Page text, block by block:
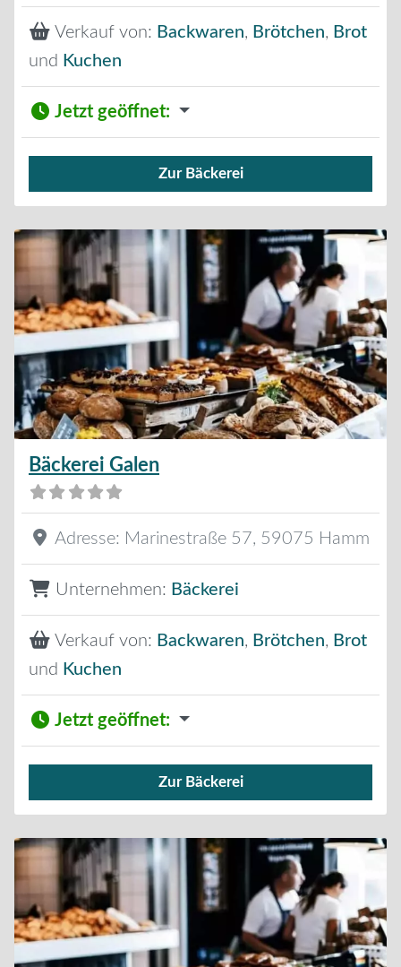
Verkauf von: Backwaren, Brötchen, Brot
und Kuchen
Jetzt geöffnet:
Verkauf von Brötchen,
Zur Bäckerei
Bäckerei Galen
Adresse: Marinestraße 57, 59075 Hamm
Unternehmen: Bäckerei
Verkauf von: Backwaren, Brötchen, Brot
und Kuchen
Jetzt geöffnet:
Verkauf von Brötchen,
Zur Bäckerei